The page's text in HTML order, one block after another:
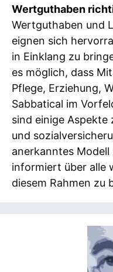
Wertguthaben
Wertguthaben und
eignen sich
in Einklang zu
es möglich, dass
Pflege, Erziehung,
Sabbatical im
sind einige Aspekte
und
anerkanntes
informiert über alle
diesem Rahmen zu